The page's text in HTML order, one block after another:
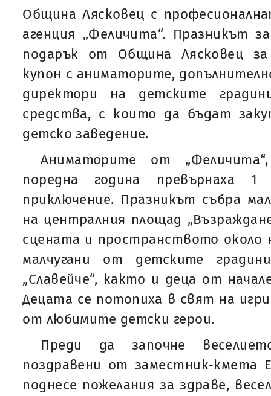
Община Лясковец с
агенция „Феличита“. Празникът
подарък от Община Лясковец
купон с аниматорите,
директори на детските
средства, с които да бъдат
детско заведение.
Аниматорите от
поредна година превърнаха
приключение. Празникът събра
на централния площад
сцената и пространството около
малчугани от детските градини
„Славейче“, както и деца от
Децата се потопиха в свят на
от любимите детски герои.
Преди да започне
поздравени от заместник-кмета
поднесе пожелания за здраве,